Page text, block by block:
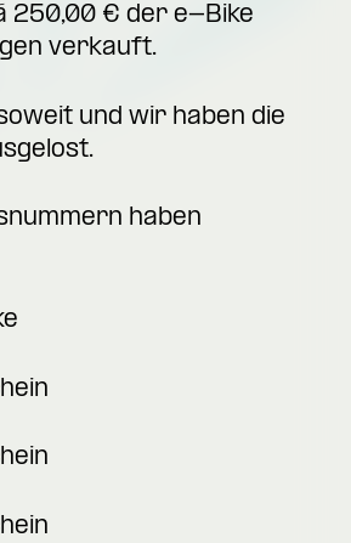
250,00 € der e-Bike
verkauft.
und wir haben die
haben